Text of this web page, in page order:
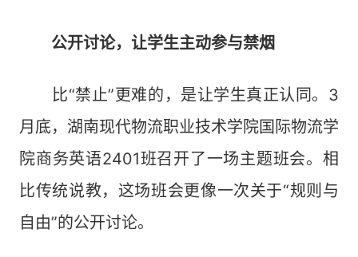
公开讨论，让学生主动参与禁烟
比“禁止”更难的，是让学生真正认同。3
月底，湖南现代物流职业技术学院国际物流学
院商务英语2401班召开了一场主题班会。相
比传统说教，这场班会更像一次关于“规则与
自由”的公开讨论。